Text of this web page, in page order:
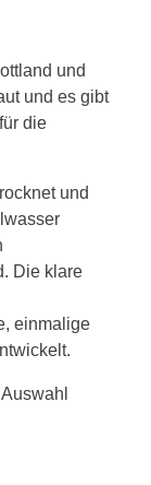
und
und es gibt
die
und
Die klare
einmalige